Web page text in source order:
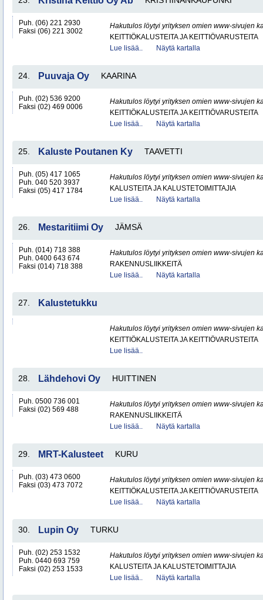
Puh. (06) 221 2930
Faksi (06) 221 3002
Hakutulos löytyi yrityksen omien www-sivujen
KEITTIÖKALUSTEITA JA KEITTIÖVARUSTEITA
Lue lisää..
Näytä kartalla
24. Puuvaja Oy KAARINA
Puh. (02) 536 9200
Faksi (02) 469 0006
Hakutulos löytyi yrityksen omien www-sivujen
KEITTIÖKALUSTEITA JA KEITTIÖVARUSTEITA
Lue lisää..
Näytä kartalla
25. Kaluste Poutanen Ky TAAVETTI
Puh. (05) 417 1065
Puh. 040 520 3937
Faksi (05) 417 1784
Hakutulos löytyi yrityksen omien www-sivujen
KALUSTEITA JA KALUSTETOIMITTAJIA
Lue lisää..
Näytä kartalla
26. Mestaritiimi Oy JÄMSÄ
Puh. (014) 718 388
Puh. 0400 643 674
Faksi (014) 718 388
Hakutulos löytyi yrityksen omien www-sivujen
RAKENNUSLIIKKEITÄ
Lue lisää..
Näytä kartalla
27. Kalustetukku
Hakutulos löytyi yrityksen omien www-sivujen
KEITTIÖKALUSTEITA JA KEITTIÖVARUSTEITA
Lue lisää..
28. Lähdehovi Oy HUITTINEN
Puh. 0500 736 001
Faksi (02) 569 488
Hakutulos löytyi yrityksen omien www-sivujen
RAKENNUSLIIKKEITÄ
Lue lisää..
Näytä kartalla
29. MRT-Kalusteet KURU
Puh. (03) 473 0600
Faksi (03) 473 7072
Hakutulos löytyi yrityksen omien www-sivujen
KEITTIÖKALUSTEITA JA KEITTIÖVARUSTEITA
Lue lisää..
Näytä kartalla
30. Lupin Oy TURKU
Puh. (02) 253 1532
Puh. 0440 693 759
Faksi (02) 253 1533
Hakutulos löytyi yrityksen omien www-sivujen
KALUSTEITA JA KALUSTETOIMITTAJIA
Lue lisää..
Näytä kartalla